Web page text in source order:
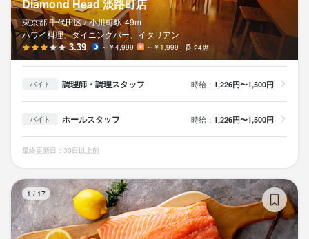
Diamond Head 淡路町店
東京都 千代田区 / 小川町駅 49m
ハワイ料理、ダイニングバー、イタリアン
3.39 ～￥4,999 ～￥1,999 24席
バイト 調理師・調理スタッフ 時給： 1,226円〜1,500円
バイト ホールスタッフ 時給： 1,226円〜1,500円
最終更新日：30日以上前
1 / 17